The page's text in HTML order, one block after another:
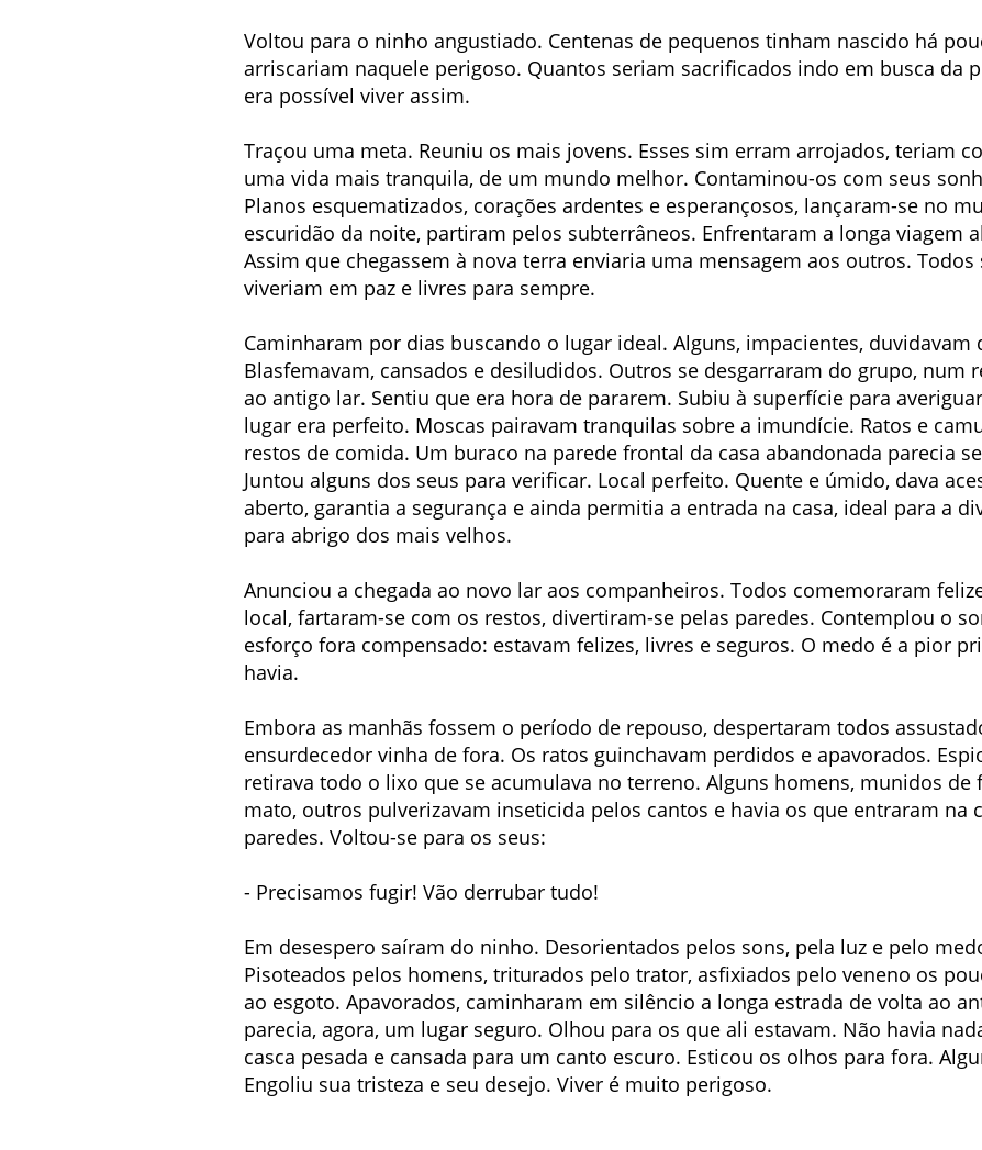
Voltou para o ninho angustiado. Centenas de pequenos tinham nascido há
arriscariam naquele perigoso. Quantos seriam sacrificados indo em busca da
era possível viver assim.
Traçou uma meta. Reuniu os mais jovens. Esses sim erram arrojados, teriam
uma vida mais tranquila, de um mundo melhor. Contaminou-os com seus
Planos esquematizados, corações ardentes e esperançosos, lançaram-se no
escuridão da noite, partiram pelos subterrâneos. Enfrentaram a longa viagem
Assim que chegassem à nova terra enviaria uma mensagem aos outros.
viveriam em paz e livres para sempre.
Caminharam por dias buscando o lugar ideal. Alguns, impacientes, duvidavam
Blasfemavam, cansados e desiludidos. Outros se desgarraram do grupo, num
ao antigo lar. Sentiu que era hora de pararem. Subiu à superfície para
lugar era perfeito. Moscas pairavam tranquilas sobre a imundície. Ratos e
restos de comida. Um buraco na parede frontal da casa abandonada parecia
Juntou alguns dos seus para verificar. Local perfeito. Quente e úmido, dava
aberto, garantia a segurança e ainda permitia a entrada na casa, ideal para a
para abrigo dos mais velhos.
Anunciou a chegada ao novo lar aos companheiros. Todos comemoraram
local, fartaram-se com os restos, divertiram-se pelas paredes. Contemplou o
esforço fora compensado: estavam felizes, livres e seguros. O medo é a pior
havia.
Embora as manhãs fossem o período de repouso, despertaram todos
ensurdecedor vinha de fora. Os ratos guinchavam perdidos e apavorados.
retirava todo o lixo que se acumulava no terreno. Alguns homens, munidos de
mato, outros pulverizavam inseticida pelos cantos e havia os que entraram na
paredes. Voltou-se para os seus:
- Precisamos fugir! Vão derrubar tudo!
Em desespero saíram do ninho. Desorientados pelos sons, pela luz e pelo
Pisoteados pelos homens, triturados pelo trator, asfixiados pelo veneno os
ao esgoto. Apavorados, caminharam em silêncio a longa estrada de volta ao
parecia, agora, um lugar seguro. Olhou para os que ali estavam. Não havia
casca pesada e cansada para um canto escuro. Esticou os olhos para fora.
Engoliu sua tristeza e seu desejo. Viver é muito perigoso.